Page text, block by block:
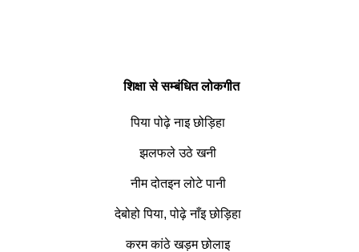
शिक्षा से सम्बंधित लोकगीत
पिया पोढ़े नाइ छोड़िहा
झलफले उठे खनी
नीम दोतइन लोटे पानी
देबोहो पिया, पोढ़े नाँइ छोड़िहा
करम कांठे खड़म छोलाइ